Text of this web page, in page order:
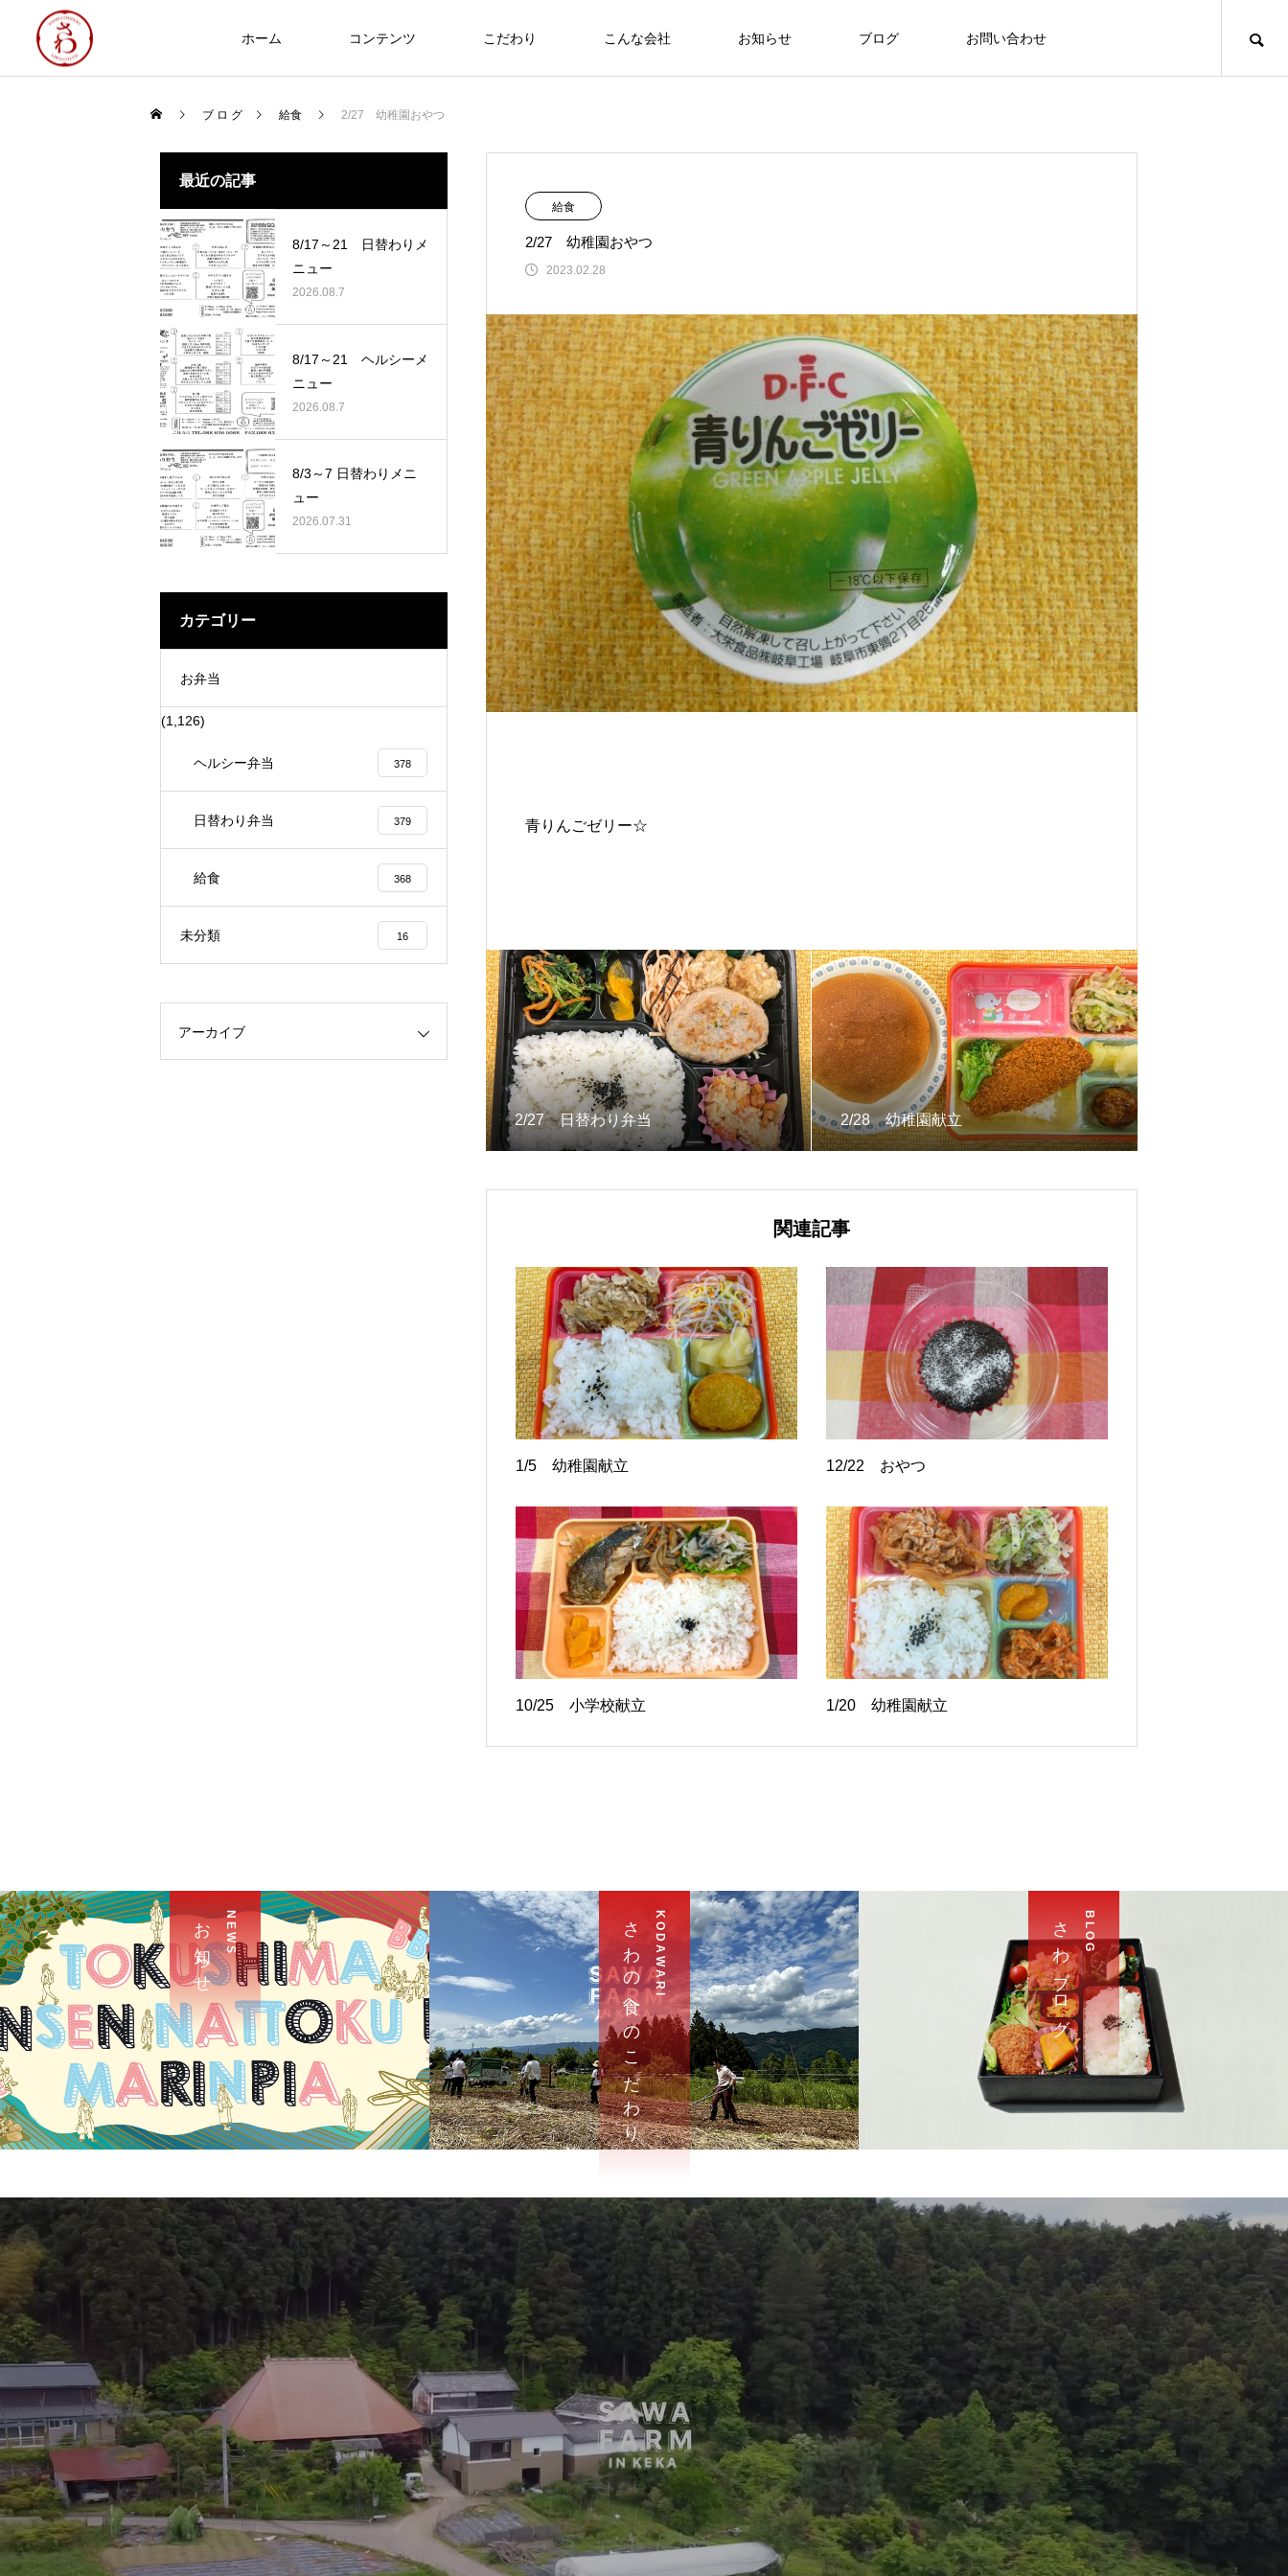
ホーム コンテンツ こだわり こんな会社 お知らせ ブログ お問い合わせ
5月5日に家賀で藍の定植に 行って来ました。
2025年 食品衛生優良施設 厚生労働大臣賞受
賞 表彰を賜りました。
道の駅いたの 「いたの88サロン」
さわおせち2026
食への知識
6月22日（日）🇹🇭🇻🇳アジアンフェア
🇹🇼🇰🇷開催
食への知識
外国人社員の親睦会
NEW
8/17～21 日替わりメニュー
2026.08.07
NEW
8/17～21 ヘルシーメニュー
2026.08.07
8/3～7 ヘルシーメニュー
2026.07.31
ブ ロ グ 給食 2/27 幼稚園おやつ
給食
2/27 幼稚園おやつ
2023.02.28
青りんごゼリー☆
2/27 日替わり弁当 2/28 幼稚園献立
関連記事
1/5 幼稚園献立 12/22 おやつ
10/25 小学校献立 1/20 幼稚園献立
最近の記事
8/17～21 日替わりメ
ニュー
2026.08.7
8/17～21 ヘルシーメ
ニュー
2026.08.7
8/3～7 日替わりメニ
ュー
2026.07.31
カテゴリー
お弁当
(1,126)
ヘルシー弁当 378
日替わり弁当 379
給食 368
未分類 16
アーカイブ
N E W S
お 知 ら せ K O D A W A R I
さ わ の 食 へ の こ だ わ り B L O G
さ わ ブ ロ グ